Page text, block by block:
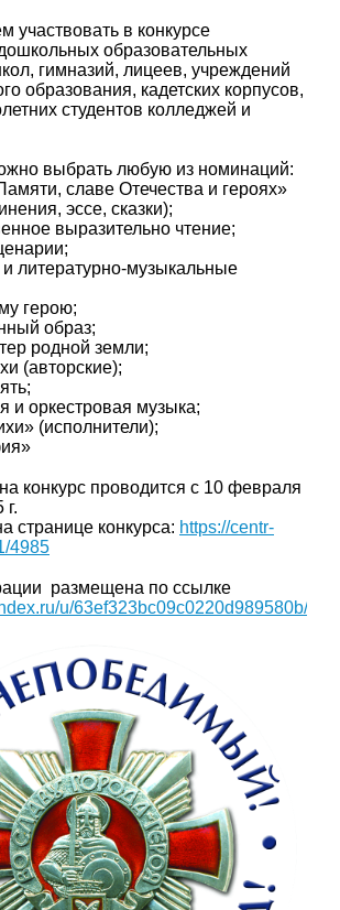
участвовать в конкурсе
образовательных
гимназий, лицеев, учреждений
образования, кадетских корпусов,
студентов колледжей и
выбрать любую из номинаций:
славе Отечества и героях»
эссе, сказки);
выразительно чтение;
и литературно-музыкальные
герою;
образ;
родной земли;
(авторские);
и оркестровая музыка;
(исполнители);
конкурс проводится с 10 февраля
странице конкурса: https://centr-
4985
размещена по ссылке
u/63ef323bc09c0220d989580b/